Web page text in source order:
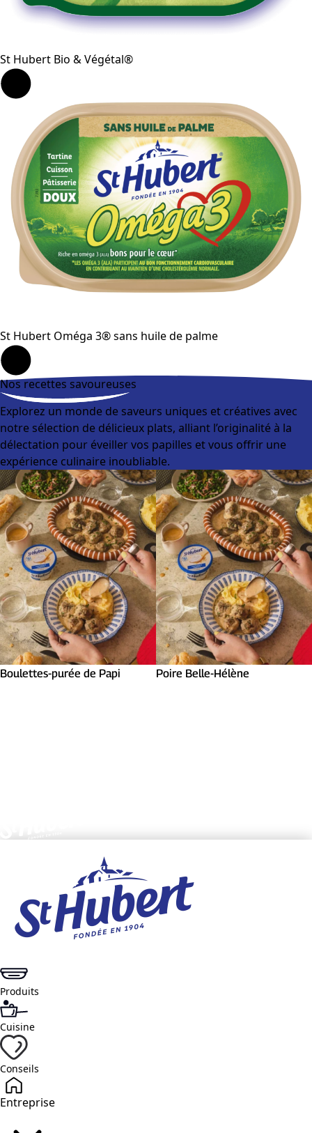
St Hubert Bio & Végétal®
St Hubert Oméga 3® sans huile de palme
Nos recettes savoureuses
Explorez un monde de saveurs uniques et créatives avec
notre sélection de délicieux plats, alliant l’originalité à la
délectation pour éveiller vos papilles et vous offrir une
expérience culinaire inoubliable.
Boulettes-purée de Papi Poire Belle-Hélène
Produits
Cuisine
Conseils
Entreprise